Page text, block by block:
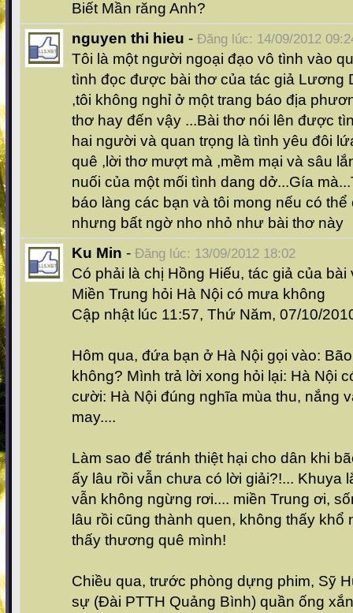
Biết Mần răng Anh?
nguyen thi hieu - Đăng lúc: 14/09/2012
Tôi là một người ngoại đạo vô tình vào
tình đọc được bài thơ của tác giả Lương
,tôi không nghỉ ở một trang báo địa
thơ hay đến vậy ...Bài thơ nói lên được
hai người và quan trọng là tình yêu đôi
quê ,lời thơ mượt mà ,mềm mại và sâu
nuối của một mối tình dang dở...Gía
báo làng các bạn và tôi mong nếu có
nhưng bất ngờ nho nhỏ như bài thơ này
Ku Min - Đăng lúc: 13/09/2012 18:02
Có phải là chị Hồng Hiếu, tác giả của
Miền Trung hỏi Hà Nội có mưa không
Cập nhật lúc 11:57, Thứ Năm, 07/10/
Hôm qua, đứa bạn ở Hà Nội gọi vào:
không? Mình trả lời xong hỏi lại: Hà Nội
cười: Hà Nội đúng nghĩa mùa thu, nắng
may....
Làm sao để tránh thiệt hại cho dân khi
ấy lâu rồi vẫn chưa có lời giải?!... Khuya
vẫn không ngừng rơi.... miền Trung ơi,
lâu rồi cũng thành quen, không thấy
thấy thương quê mình!
Chiều qua, trước phòng dựng phim, Sỹ
sự (Đài PTTH Quảng Bình) quần ống